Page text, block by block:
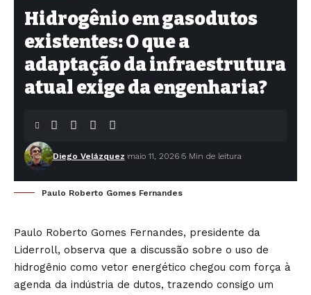
Hidrogênio em gasodutos
existentes: O que a
adaptação da infraestrutura
atual exige da engenharia?
Diego Velázquez maio 11, 2026 5 Min de leitura
Paulo Roberto Gomes Fernandes
Paulo Roberto Gomes Fernandes, presidente da
Liderroll, observa que a discussão sobre o uso de
hidrogênio como vetor energético chegou com força à
agenda da indústria de dutos, trazendo consigo um